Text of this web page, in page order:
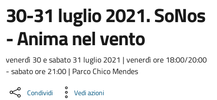
30-31 luglio 2021. SoNos
- Anima nel vento
Dettaglio dell'evento
venerdì 30 e sabato 31 luglio 2021 | venerdì ore 18:00/20:00
- sabato ore 21:00 | Parco Chico Mendes
Condividi Vedi azioni